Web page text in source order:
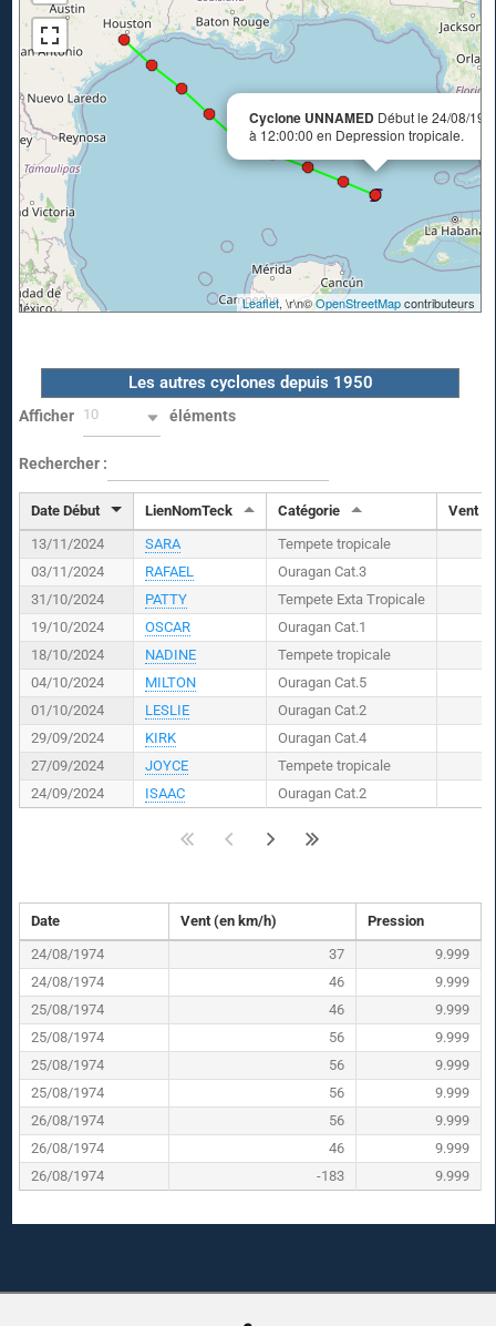
Cyclone UNNAMED Début le 24/08/
à 12:00:00 en Depression tropicale.
Leaflet, \r\n©OpenStreetMapcontributeurs
Les autres cyclones depuis 1950
Afficher 10 éléments
Rechercher :
Date Début LienNomTeck Catégorie Vent (
13/11/2024
SARA
Tempete tropicale
03/11/2024
RAFAEL
Ouragan Cat.3
31/10/2024
PATTY
Tempete Exta Tropicale
19/10/2024
OSCAR
Ouragan Cat.1
18/10/2024
NADINE
Tempete tropicale
04/10/2024
MILTON
Ouragan Cat.5
01/10/2024
LESLIE
Ouragan Cat.2
29/09/2024
KIRK
Ouragan Cat.4
27/09/2024
JOYCE
Tempete tropicale
24/09/2024
ISAAC Ouragan Cat.2
Date Vent (en km/h)
Pression
24/08/1974
37
9.999
24/08/1974
46
9.999
25/08/1974
46
9.999
25/08/1974
56
9.999
25/08/1974
56
9.999
25/08/1974
56
9.999
26/08/1974
56
9.999
26/08/1974
46
9.999
26/08/1974
-183 9.999